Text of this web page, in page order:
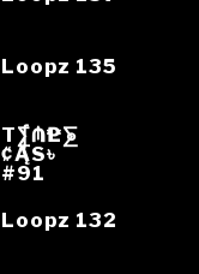
Loopz 135
T⨋₼₱L⨊
₡ĄS৳
#91
Loopz 132